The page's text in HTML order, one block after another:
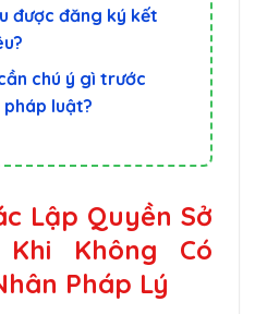
được đăng ký kết
chú ý gì trước
luật?
Lập Quyền Sở
Không Có
Pháp Lý